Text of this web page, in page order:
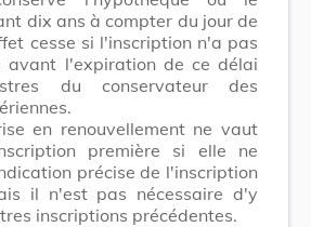
dix ans à compter du jour de
cesse si l'inscription n'a pas
avant l'expiration de ce délai
du conservateur des
en renouvellement ne vaut
première si elle ne
précise de l'inscription
il n'est pas nécessaire d'y
inscriptions précédentes.